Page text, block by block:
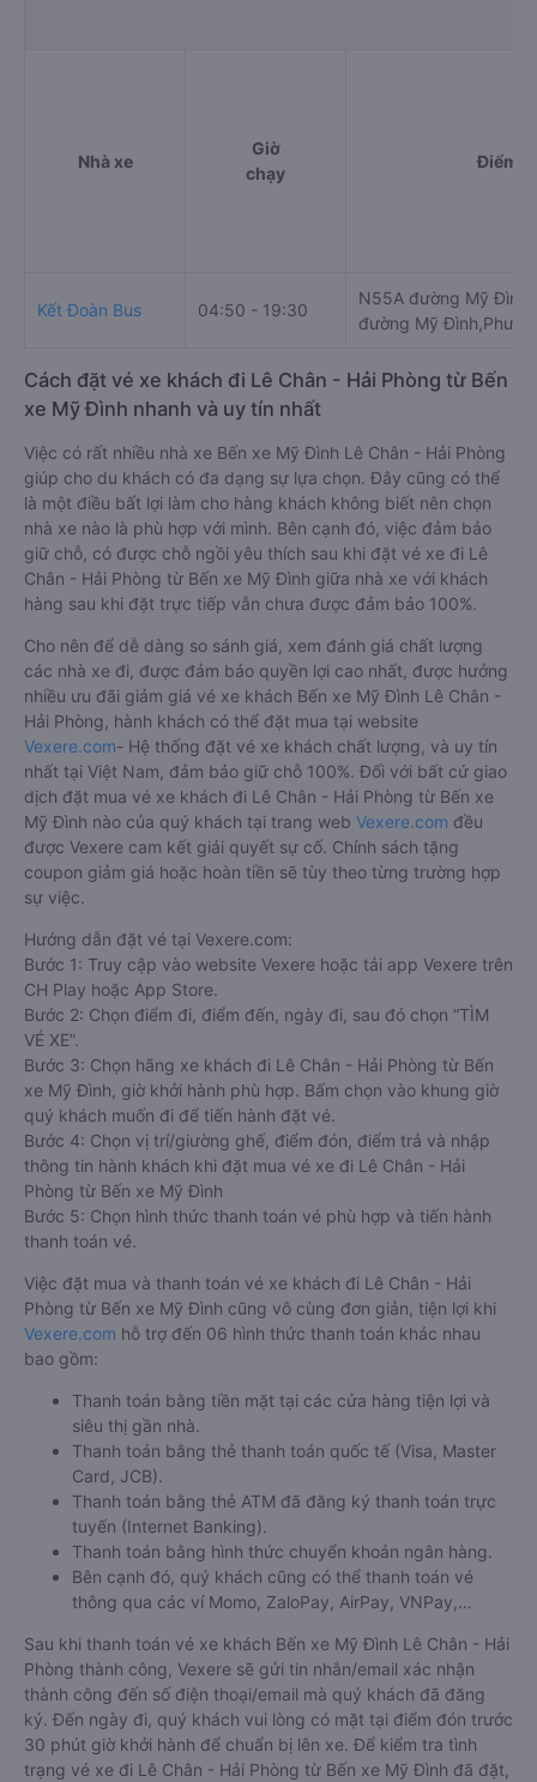
Nhà xe
Giờ
chạy
Điểm đi
Kết Đoàn Bus 04:50 - 19:30
N55A đường Mỹ Đình
đường Mỹ
Cách đặt vé xe khách đi Lê Chân - Hải Phòng từ Bến
xe Mỹ Đình nhanh và uy tín nhất
Việc có rất nhiều nhà xe Bến xe Mỹ Đình Lê Chân - Hải Phòng
giúp cho du khách có đa dạng sự lựa chọn. Đây cũng có thể
là một điều bất lợi làm cho hàng khách không biết nên chọn
nhà xe nào là phù hợp với mình. Bên cạnh đó, việc đảm bảo
giữ chỗ, có được chỗ ngồi yêu thích sau khi đặt vé xe đi Lê
Chân - Hải Phòng từ Bến xe Mỹ Đình giữa nhà xe với khách
hàng sau khi đặt trực tiếp vẫn chưa được đảm bảo 100%.
Cho nên để dễ dàng so sánh giá, xem đánh giá chất lượng
các nhà xe đi, được đảm bảo quyền lợi cao nhất, được hưởng
nhiều ưu đãi giảm giá vé xe khách Bến xe Mỹ Đình Lê Chân -
Hải Phòng, hành khách có thể đặt mua tại website
Vexere.com- Hệ thống đặt vé xe khách chất lượng, và uy tín
nhất tại Việt Nam, đảm bảo giữ chỗ 100%. Đối với bất cứ giao
dịch đặt mua vé xe khách đi Lê Chân - Hải Phòng từ Bến xe
Mỹ Đình nào của quý khách tại trang web Vexere.com đều
được Vexere cam kết giải quyết sự cố. Chính sách tặng
coupon giảm giá hoặc hoàn tiền sẽ tùy theo từng trường hợp
sự việc.
Hướng dẫn đặt vé tại Vexere.com:
Bước 1: Truy cập vào website Vexere hoặc tải app Vexere trên
CH Play hoặc App Store.
Bước 2: Chọn điểm đi, điểm đến, ngày đi, sau đó chọn “TÌM
VÉ XE”.
Bước 3: Chọn hãng xe khách đi Lê Chân - Hải Phòng từ Bến
xe Mỹ Đình, giờ khởi hành phù hợp. Bấm chọn vào khung giờ
quý khách muốn đi để tiến hành đặt vé.
Bước 4: Chọn vị trí/giường ghế, điểm đón, điểm trả và nhập
thông tin hành khách khi đặt mua vé xe đi Lê Chân - Hải
Phòng từ Bến xe Mỹ Đình
Bước 5: Chọn hình thức thanh toán vé phù hợp và tiến hành
thanh toán vé.
Việc đặt mua và thanh toán vé xe khách đi Lê Chân - Hải
Phòng từ Bến xe Mỹ Đình cũng vô cùng đơn giản, tiện lợi khi
Vexere.com hỗ trợ đến 06 hình thức thanh toán khác nhau
bao gồm:
Thanh toán bằng tiền mặt tại các cửa hàng tiện lợi và
siêu thị gần nhà.
Thanh toán bằng thẻ thanh toán quốc tế (Visa, Master
Card, JCB).
Thanh toán bằng thẻ ATM đã đăng ký thanh toán trực
tuyến (Internet Banking).
Thanh toán bằng hình thức chuyển khoản ngân hàng.
Bên cạnh đó, quý khách cũng có thể thanh toán vé
thông qua các ví Momo, ZaloPay, AirPay, VNPay,…
Sau khi thanh toán vé xe khách Bến xe Mỹ Đình Lê Chân - Hải
Phòng thành công, Vexere sẽ gửi tin nhắn/email xác nhận
thành công đến số điện thoại/email mà quý khách đã đăng
ký. Đến ngày đi, quý khách vui lòng có mặt tại điểm đón trước
30 phút giờ khởi hành để chuẩn bị lên xe. Để kiểm tra tình
trạng vé xe đi Lê Chân - Hải Phòng từ Bến xe Mỹ Đình đã đặt,